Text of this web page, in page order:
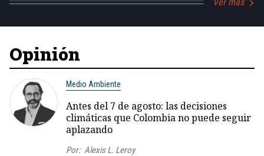
Opinión
Medio Ambiente
Antes del 7 de agosto: las decisiones
climáticas que Colombia no puede seguir
aplazando
Por: Alexis L. Leroy